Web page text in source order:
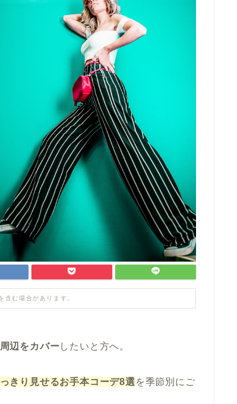
む場合があります。
辺をカバーしたいと方へ。
きり見せるお手本コーデ8選 を季節別にご